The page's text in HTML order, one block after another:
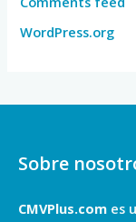
WordPress.org
Sobre
CMVPlus.com es